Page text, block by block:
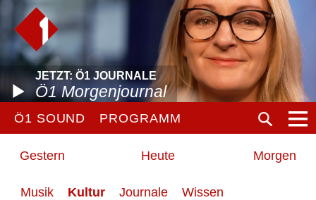
JETZT: Ö1 JOURNALE
Ö1 Morgenjournal
Ö1 SOUND PROGRAMM
Gestern Heute Morgen
Musik Kultur Journale
Wissen